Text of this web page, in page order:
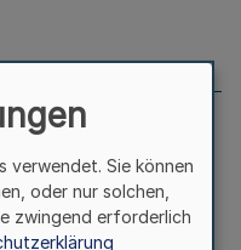
204 vom
verwendet. Sie können
oder nur solchen,
zwingend erforderlich